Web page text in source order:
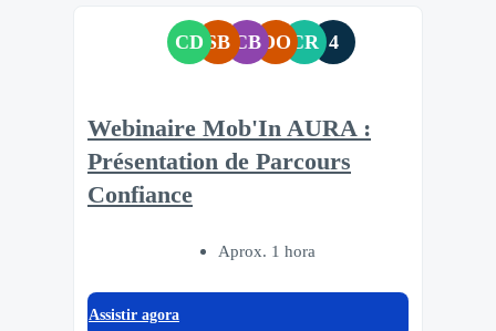
CD SB CBOO CR 4
Webinaire Mob'In AURA :
Présentation de Parcours
Confiance
Aprox. 1 hora
Assistir agora